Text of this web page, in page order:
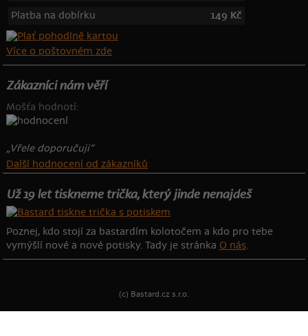
Platba na dobírku
149 Kč
Více o poštovném zde
Zákazníci nám věří
Mošťa hodnotí:
„Vřele doporučuji“
Další hodnocení od zákazníků
Už 19 let tiskneme trička, který jinde nenajdeš
Poznej, kdo stojí za bastardím kolotočem a kdo pro tebe
vymýšlí nové a nové potisky. Tady je stránka O nás.
(c) Bastard.cz s.r.o.